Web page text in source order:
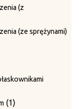
(z
(ze sprężynami)
11